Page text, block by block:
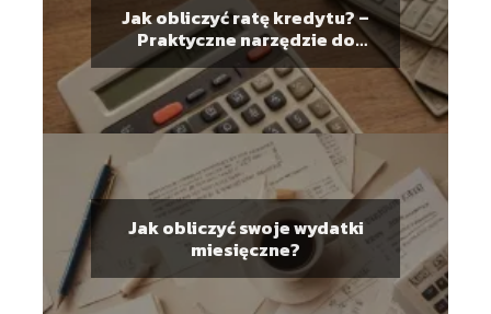
Jak obliczyć ratę kredytu? –
Praktyczne narzędzie do
planowania finansów
Jak obliczyć swoje wydatki
miesięczne?